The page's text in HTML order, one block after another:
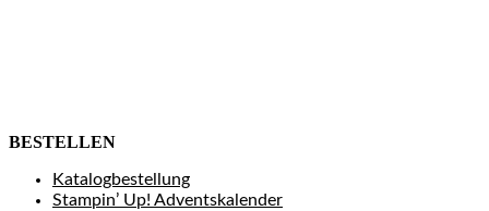
BESTELLEN
Katalogbestellung
Stampin’ Up! Adventskalender